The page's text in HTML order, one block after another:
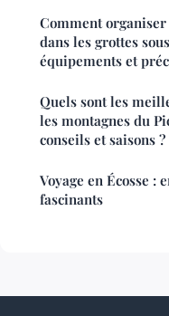
Comment
dans les grottes
équipements et
Quels sont les
les montagnes du
conseils et saisons ?
Voyage en Écosse :
fascinants